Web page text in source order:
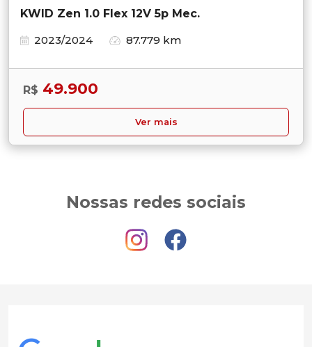
KWID Zen 1.0 Flex 12V 5p Mec.
2023/2024
87.779 km
R$ 49.900
Ver mais
Nossas redes sociais